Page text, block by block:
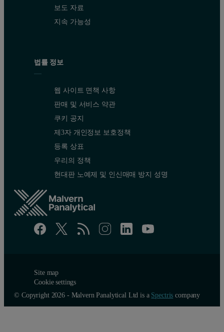
보도 자료
지속 가능성
법률 정보
웹 사이트 면책 사항
판매 및 서비스 약관
쿠키 공지
제3자 개인정보 보호정책
등록 상표
우리의 정책
현대판 노예제 및 인신매매 방지 성명
Site map
Cookie settings
© Copyright 2026 - Malvern Panalytical Ltd is a Spectris company